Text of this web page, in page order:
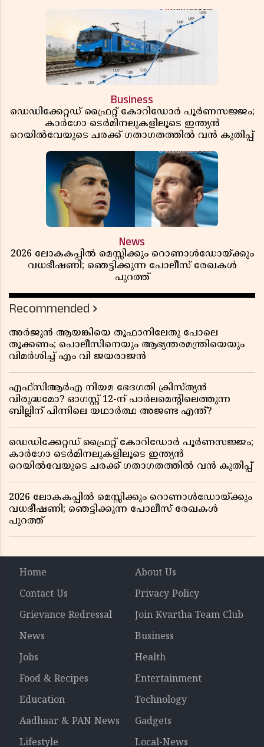
Business
ഡെഡിക്കേറ്റഡ് ഫ്രൈറ്റ് കോറിഡോർ പൂർണസജ്ജം;
കാർഗോ ടെർമിനലുകളിലൂടെ ഇന്ത്യൻ
റെയിൽവേയുടെ ചരക്ക് ഗതാഗതത്തിൽ വൻ കുതിപ്പ്
News
2026 ലോകകപ്പിൽ മെസ്സിക്കും റൊണാൾഡോയ്ക്കും
വധഭീഷണി; ഞെട്ടിക്കുന്ന പോലീസ് രേഖകൾ
പുറത്ത്
Recommended
അർജുൻ ആയങ്കിയെ തൂഫാനിലേതു പോലെ
തൂക്കണം; പൊലീസിനെയും ആഭ്യന്തരമന്ത്രിയെയും
വിമർശിച്ച് എം വി ജയരാജൻ
എഫ്സിആർഎ നിയമ ഭേദഗതി ക്രിസ്ത്യൻ
വിരുദ്ധമോ? ഓഗസ്റ്റ് 12-ന് പാർലമെന്റിലെത്തുന്ന
ബില്ലിന് പിന്നിലെ യഥാർത്ഥ അജണ്ട എന്ത്?
ഡെഡിക്കേറ്റഡ് ഫ്രൈറ്റ് കോറിഡോർ പൂർണസജ്ജം;
കാർഗോ ടെർമിനലുകളിലൂടെ ഇന്ത്യൻ
റെയിൽവേയുടെ ചരക്ക് ഗതാഗതത്തിൽ വൻ കുതിപ്പ്
2026 ലോകകപ്പിൽ മെസ്സിക്കും റൊണാൾഡോയ്ക്കും
വധഭീഷണി; ഞെട്ടിക്കുന്ന പോലീസ് രേഖകൾ
പുറത്ത്
Home
About Us
Contact Us
Privacy Policy
Grievance Redressal
Join Kvartha Team Club
News
Business
Jobs
Health
Food & Recipes
Entertainment
Education
Technology
Aadhaar & PAN News
Gadgets
Lifestyle
Local-News